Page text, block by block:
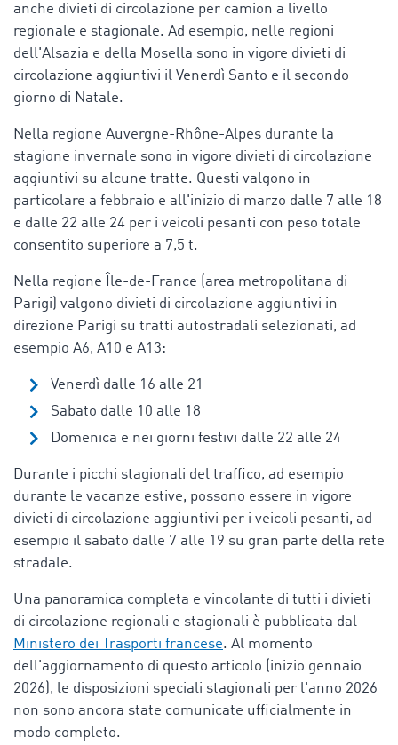
anche divieti di circolazione per camion a livello
regionale e stagionale. Ad esempio, nelle regioni
dell'Alsazia e della Mosella sono in vigore divieti di
circolazione aggiuntivi il Venerdì Santo e il secondo
giorno di Natale.
Nella regione Auvergne-Rhône-Alpes durante la
stagione invernale sono in vigore divieti di circolazione
aggiuntivi su alcune tratte. Questi valgono in
particolare a febbraio e all'inizio di marzo dalle 7 alle 18
e dalle 22 alle 24 per i veicoli pesanti con peso totale
consentito superiore a 7,5 t.
Nella regione Île-de-France (area metropolitana di
Parigi) valgono divieti di circolazione aggiuntivi in
direzione Parigi su tratti autostradali selezionati, ad
esempio A6, A10 e A13:
Venerdì dalle 16 alle 21
Sabato dalle 10 alle 18
Domenica e nei giorni festivi dalle 22 alle 24
Durante i picchi stagionali del traffico, ad esempio
durante le vacanze estive, possono essere in vigore
divieti di circolazione aggiuntivi per i veicoli pesanti, ad
esempio il sabato dalle 7 alle 19 su gran parte della rete
stradale.
Una panoramica completa e vincolante di tutti i divieti
di circolazione regionali e stagionali è pubblicata dal
Ministero dei Trasporti francese. Al momento
dell'aggiornamento di questo articolo (inizio gennaio
2026), le disposizioni speciali stagionali per l'anno 2026
non sono ancora state comunicate ufficialmente in
modo completo.